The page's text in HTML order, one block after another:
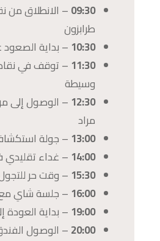
09:30– الانطلاق من
طرابزون
10:30– بداية الصعود
11:30– توقف في
وسيطة
12:30– الوصول إلى
مراد
13:00– جولة
14:00– غداء تقليدي
15:30– وقت حر
16:00– جلسة شاي مع
19:00– بداية العودة
20:00– الوصول